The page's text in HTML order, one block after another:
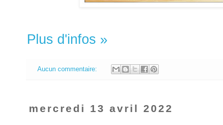
Plus d'infos »
Aucun commentaire:
mercredi 13 avril 2022